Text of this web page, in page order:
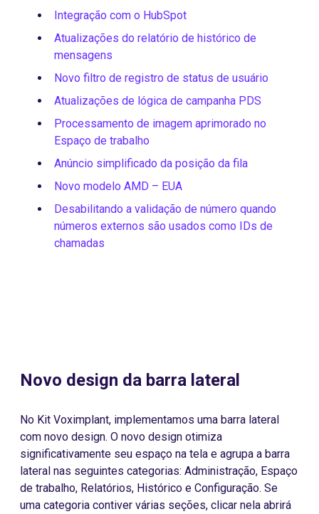
Integração com o HubSpot
Atualizações do relatório de histórico de
mensagens
Novo filtro de registro de status de usuário
Atualizações de lógica de campanha PDS
Processamento de imagem aprimorado no
Espaço de trabalho
Anúncio simplificado da posição da fila
Novo modelo AMD – EUA
Desabilitando a validação de número quando
números externos são usados como IDs de
chamadas
Novo design da barra lateral
No Kit Voximplant, implementamos uma barra lateral
com novo design. O novo design otimiza
significativamente seu espaço na tela e agrupa a barra
lateral nas seguintes categorias: Administração, Espaço
de trabalho, Relatórios, Histórico e Configuração. Se
uma categoria contiver várias seções, clicar nela abrirá